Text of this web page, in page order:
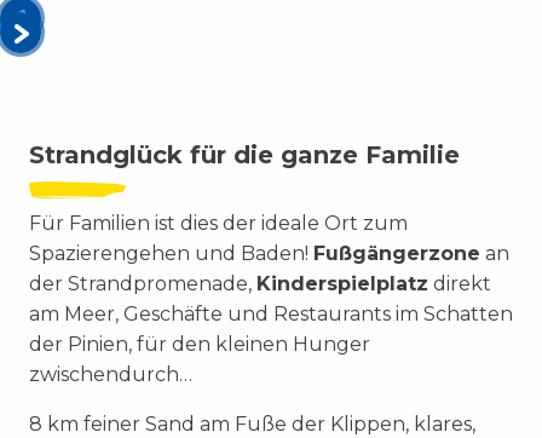
Strandglück für die ganze Familie
Für Familien ist dies der ideale Ort zum
Spazierengehen und Baden! Fußgängerzone an
der Strandpromenade, Kinderspielplatz direkt
am Meer, Geschäfte und Restaurants im Schatten
der Pinien, für den kleinen Hunger
zwischendurch…
8 km feiner Sand am Fuße der Klippen, klares,